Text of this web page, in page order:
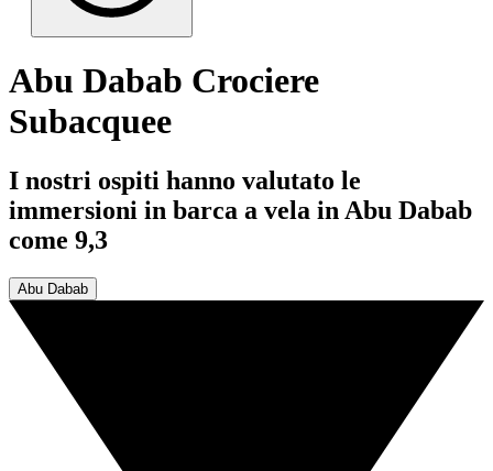
Abu Dabab Crociere
Subacquee
I nostri ospiti hanno valutato le
immersioni in barca a vela in Abu Dabab
come 9,3
Abu Dabab